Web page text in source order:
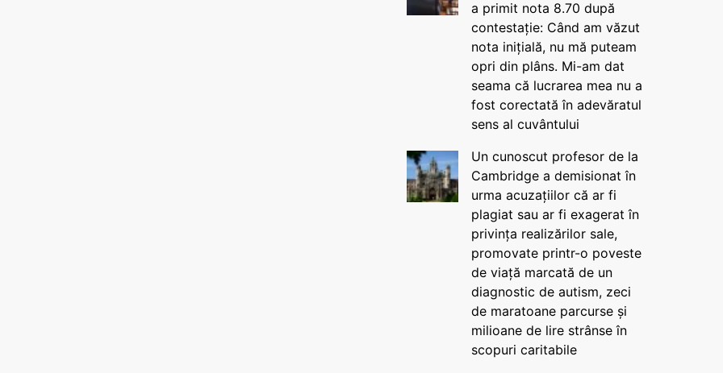
a primit nota 8.70 după
contestație: Când am văzut
nota inițială, nu mă puteam
opri din plâns. Mi-am dat
seama că lucrarea mea nu a
fost corectată în adevăratul
sens al cuvântului
Un cunoscut profesor de la
Cambridge a demisionat în
urma acuzațiilor că ar fi
plagiat sau ar fi exagerat în
privința realizărilor sale,
promovate printr-o poveste
de viață marcată de un
diagnostic de autism, zeci
de maratoane parcurse și
milioane de lire strânse în
scopuri caritabile